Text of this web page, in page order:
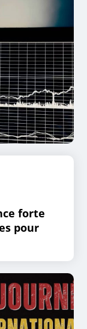
forte
pour